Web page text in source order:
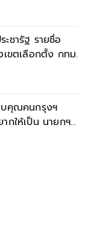
ชารัฐ รายชื่อ
เขตเลือกตั้ง กทม.
คุณคนกรุงฯ
กให้เป็น นายกฯ